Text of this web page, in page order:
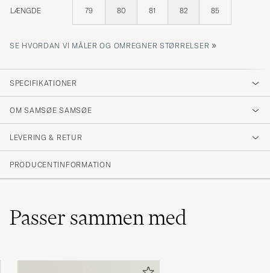
LÆNGDE 79 80 81 82 85
SE HVORDAN VI MÅLER OG OMREGNER STØRRELSER »
SPECIFIKATIONER
OM SAMSØE SAMSØE
LEVERING & RETUR
PRODUCENTINFORMATION
Passer sammen med